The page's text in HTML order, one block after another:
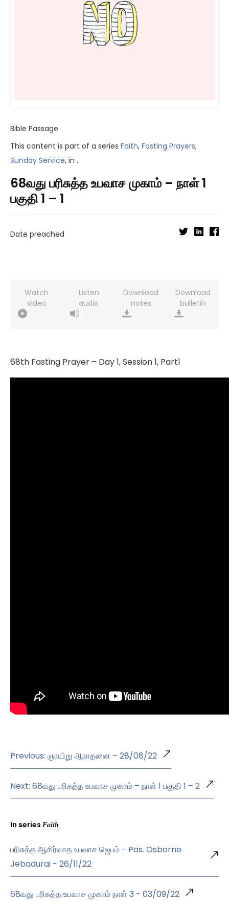
Bible Passage
This content is part of a series Faith, Fasting Prayers,
Sunday Service, in .
68வது பரிசுத்த உபவாச முகாம் – நாள் 1
பகுதி 1 – 1
Date preached
Watch
video
Listen
audio
Download
notes
Download
bulletin
68th Fasting Prayer – Day 1, Session 1, Part1
Previous: ஞாயிறு ஆராதனை – 28/08/22
Next: 68வது பரிசுத்த உபவாச முகாம் – நாள் 1 பகுதி 1 – 2
In series Faith
பரிசுத்த ஆசிர்வாத உபவாச ஜெபம் - Pas. Osborne
Jebadurai - 26/11/22
68வது பரிசுத்த உபவாச முகாம் நாள் 3 - 03/09/22